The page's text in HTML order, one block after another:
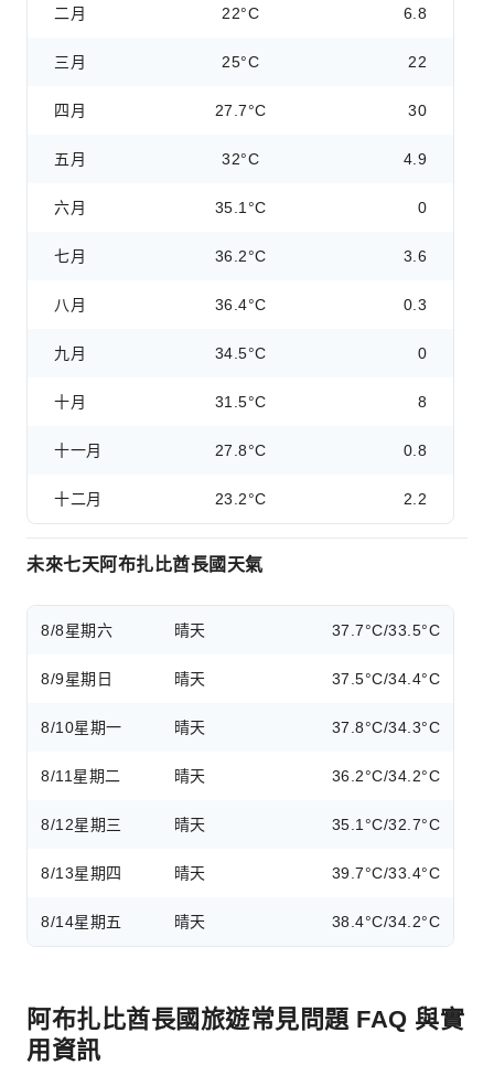
二月 22°C 6.8
三月 25°C 22
四月 27.7°C 30
五月 32°C 4.9
六月 35.1°C 0
七月 36.2°C 3.6
八月 36.4°C 0.3
九月 34.5°C 0
十月 31.5°C 8
十一月 27.8°C 0.8
十二月 23.2°C 2.2
未來七天阿布扎比酋長國天氣
8/8星期六 晴天 37.7°C/33.5°C
8/9星期日 晴天 37.5°C/34.4°C
8/10星期一 晴天 37.8°C/34.3°C
8/11 星期二 晴天 36.2°C/34.2°C
8/12星期三 晴天 35.1°C/32.7°C
8/13星期四 晴天 39.7°C/33.4°C
8/14星期五 晴天 38.4°C/34.2°C
阿布扎比酋長國旅遊常見問題 FAQ 與實
用資訊